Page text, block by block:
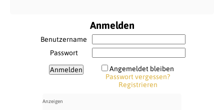
Anmelden
Benutzername
Passwort
Angemeldet bleiben
Passwort vergessen?
Registrieren